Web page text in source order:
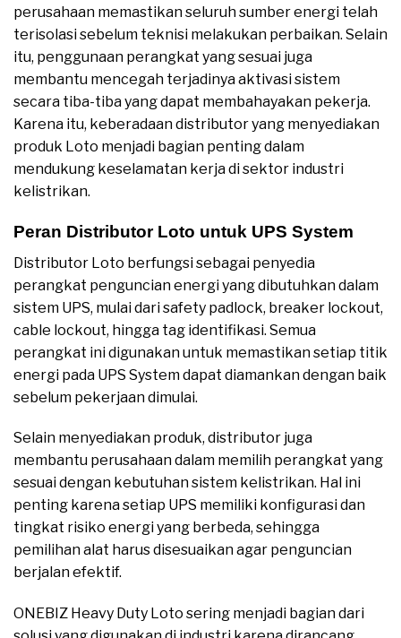
perusahaan memastikan seluruh sumber energi telah
terisolasi sebelum teknisi melakukan perbaikan. Selain
itu, penggunaan perangkat yang sesuai juga
membantu mencegah terjadinya aktivasi sistem
secara tiba-tiba yang dapat membahayakan pekerja.
Karena itu, keberadaan distributor yang menyediakan
produk Loto menjadi bagian penting dalam
mendukung keselamatan kerja di sektor industri
kelistrikan.
Peran Distributor Loto untuk UPS System
Distributor Loto berfungsi sebagai penyedia
perangkat penguncian energi yang dibutuhkan dalam
sistem UPS, mulai dari safety padlock, breaker lockout,
cable lockout, hingga tag identifikasi. Semua
perangkat ini digunakan untuk memastikan setiap titik
energi pada UPS System dapat diamankan dengan baik
sebelum pekerjaan dimulai.
Selain menyediakan produk, distributor juga
membantu perusahaan dalam memilih perangkat yang
sesuai dengan kebutuhan sistem kelistrikan. Hal ini
penting karena setiap UPS memiliki konfigurasi dan
tingkat risiko energi yang berbeda, sehingga
pemilihan alat harus disesuaikan agar penguncian
berjalan efektif.
ONEBIZ Heavy Duty Loto sering menjadi bagian dari